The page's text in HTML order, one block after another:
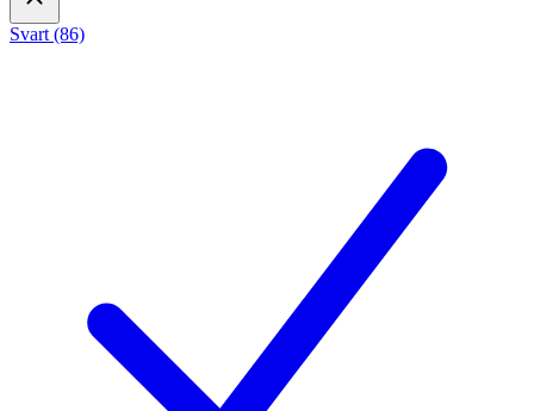
Svart (86)